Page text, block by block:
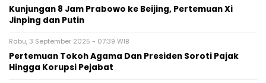
Kunjungan 8 Jam Prabowo ke Beijing, Pertemuan Xi
Jinping dan Putin
Rabu, 3 September 2025 - 07:39 WIB
Pertemuan Tokoh Agama Dan Presiden Soroti Pajak
Hingga Korupsi Pejabat